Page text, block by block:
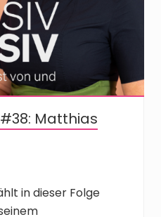
#38: Matthias
in dieser Folge